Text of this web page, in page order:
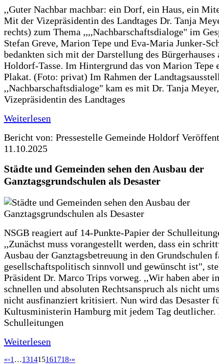
,,Guter Nachbar machbar: ein Dorf, ein Haus, ein
Mit der Vizepräsidentin des Landtages Dr. Tanja
rechts) zum Thema ,,,,Nachbarschaftsdialoge" im
Stefan Greve, Marion Tepe und Eva-Maria Junker-
bedankten sich mit der Darstellung des Bürgerhauses
Holdorf-Tasse. Im Hintergrund das von Marion Tepe
Plakat. (Foto: privat) Im Rahmen der
,,Nachbarschaftsdialoge" kam es mit Dr. Tanja Meyer,
Vizepräsidentin des Landtages
Weiterlesen
Bericht von: Pressestelle Gemeinde Holdorf
11.10.2025
Städte und Gemeinden sehen den Ausbau der
Ganztagsgrundschulen als Desaster
NSGB reagiert auf 14-Punkte-Papier der
,,Zunächst muss vorangestellt werden, dass ein
Ausbau der Ganztagsbetreuung in den Grundschulen
gesellschaftspolitisch sinnvoll und gewünscht ist",
Präsident Dr. Marco Trips vorweg. ,,Wir haben aber
schnellen und absoluten Rechtsanspruch als nicht
nicht ausfinanziert kritisiert. Nun wird das Desaster
Kultusministerin Hamburg mit jedem Tag deutlicher.
Schulleitungen
Weiterlesen
«‹1 …131415161718›»